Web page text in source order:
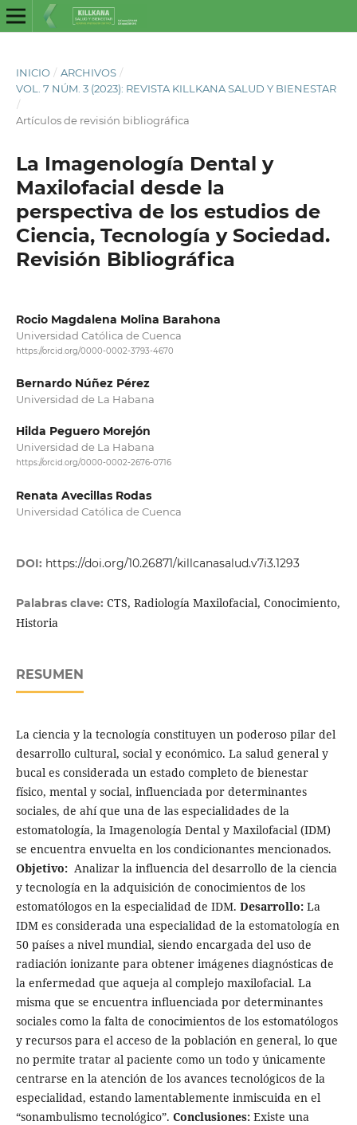
INICIO / ARCHIVOS /
VOL. 7 NÚM. 3 (2023): REVISTA KILLKANA SALUD Y BIENESTAR
/
Artículos de revisión bibliográfica
La Imagenología Dental y
Maxilofacial desde la
perspectiva de los estudios de
Ciencia, Tecnología y Sociedad.
Revisión Bibliográfica
Rocio Magdalena Molina Barahona
Universidad Católica de Cuenca
https://orcid.org/0000-0002-3793-4670
Bernardo Núñez Pérez
Universidad de La Habana
Hilda Peguero Morejón
Universidad de La Habana
https://orcid.org/0000-0002-2676-0716
Renata Avecillas Rodas
Universidad Católica de Cuenca
DOI: https://doi.org/10.26871/killcanasalud.v7i3.1293
Palabras clave: CTS, Radiología Maxilofacial, Conocimiento,
Historia
RESUMEN
La ciencia y la tecnología constituyen un poderoso pilar del
desarrollo cultural, social y económico. La salud general y
bucal es considerada un estado completo de bienestar
físico, mental y social, influenciada por determinantes
sociales, de ahí que una de las especialidades de la
estomatología, la Imagenología Dental y Maxilofacial (IDM)
se encuentra envuelta en los condicionantes mencionados.
Objetivo:Analizar la influencia del desarrollo de la ciencia
y tecnología en la adquisición de conocimientos de los
estomatólogos en la especialidad de IDM. Desarrollo:La
IDM es considerada una especialidad de la estomatología en
50 países a nivel mundial, siendo encargada del uso de
radiación ionizante para obtener imágenes diagnósticas de
la enfermedad que aqueja al complejo maxilofacial. La
misma que se encuentra influenciada por determinantes
sociales como la falta de conocimientos de los estomatólogos
y recursos para el acceso de la población en general, lo que
no permite tratar al paciente como un todo y únicamente
centrarse en la atención de los avances tecnológicos de la
especialidad, estando lamentablemente inmiscuida en el
“sonambulismo tecnológico”. Conclusiones:Existe una